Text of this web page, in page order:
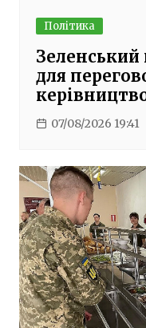
Політика
Зеленський
для
07/08/2026 19:41